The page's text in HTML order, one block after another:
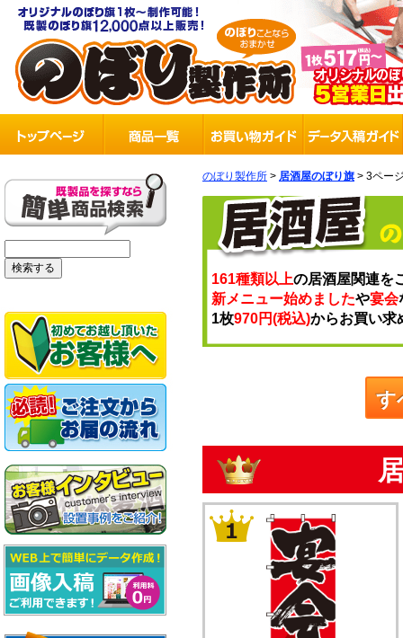
のぼり製作所 > 居酒屋のぼり旗 > 3ペー
161種類以上の居酒屋関連を
新メニュー始めましたや宴会
1枚970円(税込)からお買い求
す